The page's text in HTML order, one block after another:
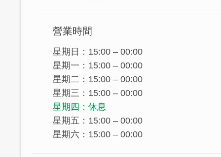
營業時間
星期日：15:00 – 00:00
星期一：15:00 – 00:00
星期二：15:00 – 00:00
星期三：15:00 – 00:00
星期四：休息
星期五：15:00 – 00:00
星期六：15:00 – 00:00